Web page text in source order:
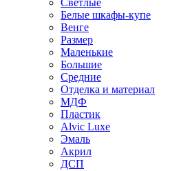
Светлые
Белые шкафы-купе
Венге
Размер
Маленькие
Большие
Средние
Отделка и материал
МДФ
Пластик
Alvic Luxe
Эмаль
Акрил
ДСП